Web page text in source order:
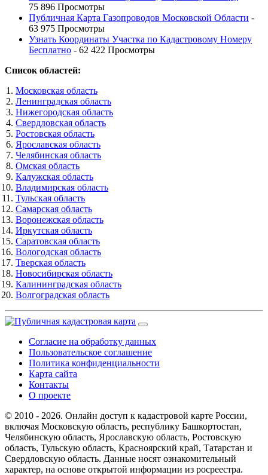
75 896 Просмотры
Публичная Карта Газопроводов Московской Области -
63 975 Просмотры
Узнать Координаты Участка по Кадастровому Номеру
Бесплатно - 62 422 Просмотры
Список областей:
Московская область
Ленинградская область
Нижегородская область
Свердловская область
Ростовская область
Ярославская область
Челябинская область
Омская область
Калужская область
Владимирская область
Тульская область
Самарская область
Воронежская область
Иркутская область
Саратовская область
Вологодская область
Тверская область
Новосибирская область
Калининградская область
Волгоградская область
Согласие на обработку данных
Пользовательское соглашение
Политика конфиденциальности
Карта сайта
Контакты
О проекте
© 2010 - 2026. Онлайн доступ к кадастровой карте России,
включая Московскую область, республику Башкортостан,
Челябинскую область, Ярославскую область, Ростовскую
область, Тульскую область, Красноярский край, Татарстан и
Свердловскую область. Данные носят ознакомительный
характер, на основе открытой информации из росреестра.